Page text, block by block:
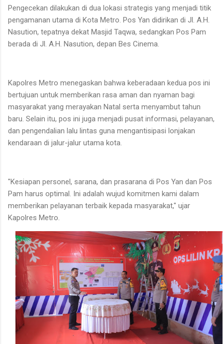
Pengecekan dilakukan di dua lokasi strategis yang menjadi titik
pengamanan utama di Kota Metro. Pos Yan didirikan di Jl. A.H.
Nasution, tepatnya dekat Masjid Taqwa, sedangkan Pos Pam
berada di Jl. A.H. Nasution, depan Bes Cinema.
Kapolres Metro menegaskan bahwa keberadaan kedua pos ini
bertujuan untuk memberikan rasa aman dan nyaman bagi
masyarakat yang merayakan Natal serta menyambut tahun
baru. Selain itu, pos ini juga menjadi pusat informasi, pelayanan,
dan pengendalian lalu lintas guna mengantisipasi lonjakan
kendaraan di jalur-jalur utama kota.
"Kesiapan personel, sarana, dan prasarana di Pos Yan dan Pos
Pam harus optimal. Ini adalah wujud komitmen kami dalam
memberikan pelayanan terbaik kepada masyarakat," ujar
Kapolres Metro.